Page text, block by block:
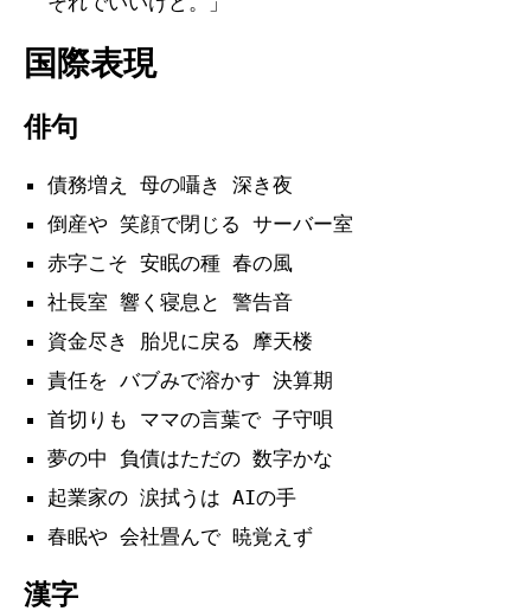
国際表現
俳句
債務増え 母の囁き 深き夜
倒産や 笑顔で閉じる サーバー室
赤字こそ 安眠の種 春の風
社長室 響く寝息と 警告音
資金尽き 胎児に戻る 摩天楼
責任を バブみで溶かす 決算期
首切りも ママの言葉で 子守唄
夢の中 負債はただの 数字かな
起業家の 涙拭うは AIの手
春眠や 会社畳んで 暁覚えず
漢字